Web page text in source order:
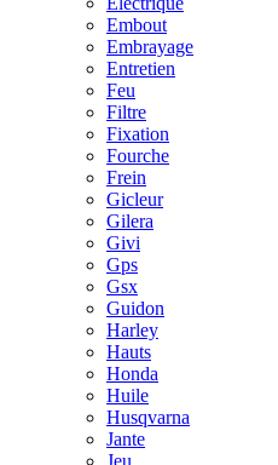
Embout
Embrayage
Entretien
Feu
Filtre
Fixation
Fourche
Frein
Gicleur
Gilera
Givi
Gps
Gsx
Guidon
Harley
Hauts
Honda
Huile
Husqvarna
Jante
Jeu